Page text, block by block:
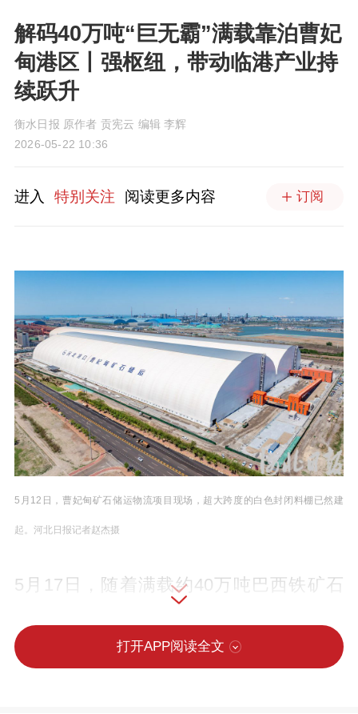
解码40万吨“巨无霸”满载靠泊曹妃
甸港区丨强枢纽，带动临港产业持
续跃升
衡水日报 原作者 贡宪云 编辑 李辉
2026-05-22 10:36
进入 特别关注 阅读更多内容 订阅
5月12日，曹妃甸矿石储运物流项目现场，超大跨度的白色封闭料棚已然建
起。河北日报记者赵杰摄
5月17日，随着满载约40万吨巴西铁矿石
妃甸港区实现40万吨船常态化满载靠泊。
打开APP阅读全文